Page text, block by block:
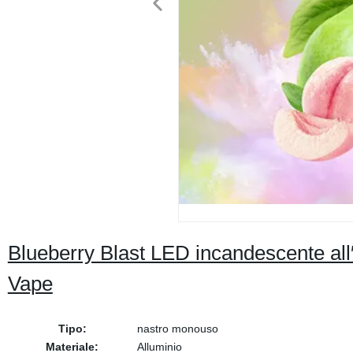
Blueberry Blast LED incandescente
Vape
Tipo:
nastro monouso
Materiale:
Alluminio